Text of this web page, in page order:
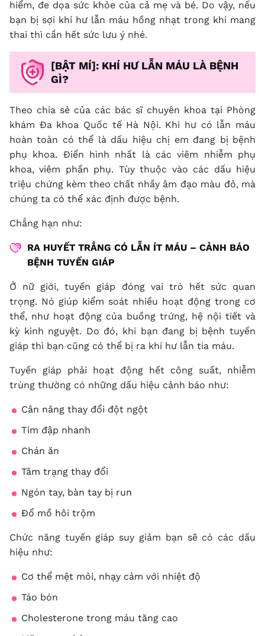
hiểm, đe dọa sức khỏe của cả mẹ và bé. Do vậy, nếu
bạn bị sợi khí hư lẫn máu hồng nhạt trong khi mang
thai thì cần hết sức lưu ý nhé.
[BẬT MÍ]: KHÍ HƯ LẪN MÁU LÀ BỆNH
GÌ?
Theo chia sẻ của các bác sĩ chuyên khoa tại Phòng
khám Đa khoa Quốc tế Hà Nội. Khi hư có lẫn máu
hoàn toàn có thể là dấu hiệu chị em đang bị bệnh
phụ khoa. Điển hình nhất là các viêm nhiễm phụ
khoa, viêm phần phụ. Tùy thuộc vào các dấu hiệu
triệu chứng kèm theo chất nhầy âm đạo màu đỏ, mà
chúng ta có thể xác định được bệnh.
Chẳng hạn như:
RA HUYẾT TRẮNG CÓ LẪN ÍT MÁU – CẢNH BÁO
BỆNH TUYẾN GIÁP
Ở nữ giới, tuyến giáp đóng vai trò hết sức quan
trọng. Nó giúp kiểm soát nhiều hoạt động trong cơ
thể, như hoạt động của buồng trứng, hệ nội tiết và
kỳ kinh nguyệt. Do đó, khi bạn đang bị bệnh tuyến
giáp thì bạn cũng có thể bị ra khí hư lẫn tia máu.
Tuyến giáp phải hoạt động hết công suất, nhiễm
trùng thường có những dấu hiệu cảnh báo như:
Cân năng thay đổi đột ngột
Tim đập nhanh
Chán ăn
Tâm trạng thay đổi
Ngón tay, bàn tay bị run
Đổ mồ hôi trộm
Chức năng tuyến giáp suy giảm bạn sẽ có các dấu
hiệu như:
Cơ thể mệt mỏi, nhạy cảm với nhiệt độ
Táo bón
Cholesterone trong máu tăng cao